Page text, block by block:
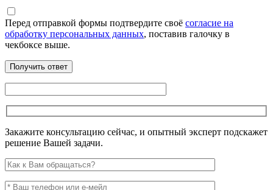
Перед отправкой формы подтвердите своё согласие на
обработку персональных данных, поставив галочку в
чекбоксе выше.
Закажите консультацию сейчас, и опытный эксперт подскажет
решение Вашей задачи.